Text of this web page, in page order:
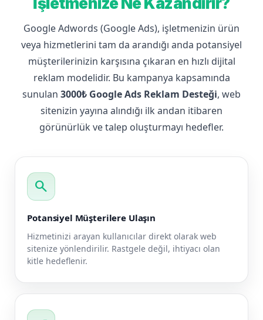
Google Adwords (Google Ads), işletmenizin ürün
veya hizmetlerini tam da arandığı anda potansiyel
müşterilerinizin karşısına çıkaran en hızlı dijital
reklam modelidir. Bu kampanya kapsamında
sunulan 3000₺ Google Ads Reklam Desteği, web
sitenizin yayına alındığı ilk andan itibaren
görünürlük ve talep oluşturmayı hedefler.
search
Potansiyel Müşterilere Ulaşın
Hizmetinizi arayan kullanıcılar direkt olarak web
sitenize yönlendirilir. Rastgele değil, ihtiyacı olan
kitle hedeflenir.